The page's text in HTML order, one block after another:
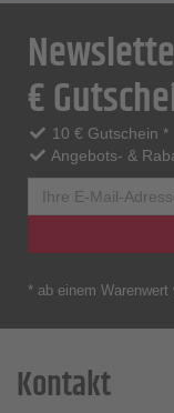
€
10 € Gutschein *
Angebots- &
* ab einem
Kontakt